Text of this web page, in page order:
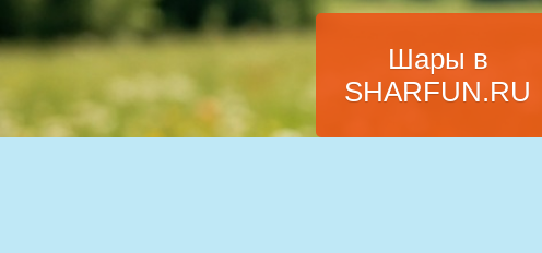
Шары в
SHARFUN.RU